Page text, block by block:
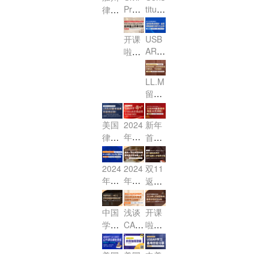
篇）！
啦！ 突围
之路
爱生
教育
迟
费！
动态
单选
题 公
开课
邀您
参
加！
必
胜！
近！
准备
CAB
AR报
名已
启
动！
CAB
AR报
名通
道已
开
放！
Fede
ral E
viden
ce联
邦证
据法
第一
讲公
开
课，
它来
了！！
律师
可以
持续
多
久？
Proc
edur
e民
诉
法：
开
课）
titutio
nal L
aw宪
法：
第一
讲
（公
开
课）
开课
啦：
在
即，
Cons
titutio
nal L
aw
（美
国宪
法）
公开
课名
额免
费
USB
AR·
美国
律考
公开
课
之“合
同
法”来
啦！
LL.M
留学
全攻
略：
从选
校到
毕业
及考
BA
R，
一站
式解
答！
美国
律考
USB
AR改
制来
袭，
如何
抓住
为数
不多
的考
2024
年龙
年开
工首
播：
龙腾
律
界，
首战
必
胜，
新年
首
战，
2024
年2
月US
BAR
美国
律
考，
考前
2024
年法
学院
新
生“春
季入
学礼
2024
年不
让内
卷变
内耗,
看涉
外法
双11
返场
系列
之涉
外法
律人
才培
中国
学生
读LL.
M或
浅谈
CAB
AR加
州律
开课
啦，
2024
年2